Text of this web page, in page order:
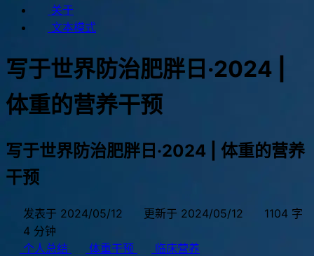
关于
文本模式
写于世界防治肥胖日·2024 |
体重的营养干预
写于世界防治肥胖日·2024 | 体重的营养
干预
发表于 2024/05/12 更新于 2024/05/12
1104 字
4 分钟
个人总结
体重干预 临床营养